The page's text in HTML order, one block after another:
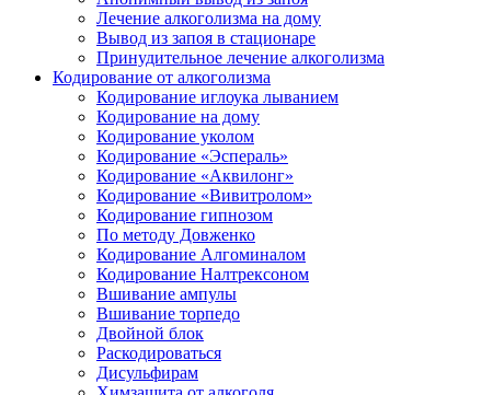
Лечение алкоголизма на дому
Вывод из запоя в стационаре
Принудительное лечение алкоголизма
Кодирование от алкоголизма
Кодирование иглоука лыванием
Кодирование на дому
Кодирование уколом
Кодирование «Эспераль»
Кодирование «Аквилонг»
Кодирование «Вивитролом»
Кодирование гипнозом
По методу Довженко
Кодирование Алгоминалом
Кодирование Налтрексоном
Вшивание ампулы
Вшивание торпедо
Двойной блок
Раскодироваться
Дисульфирам